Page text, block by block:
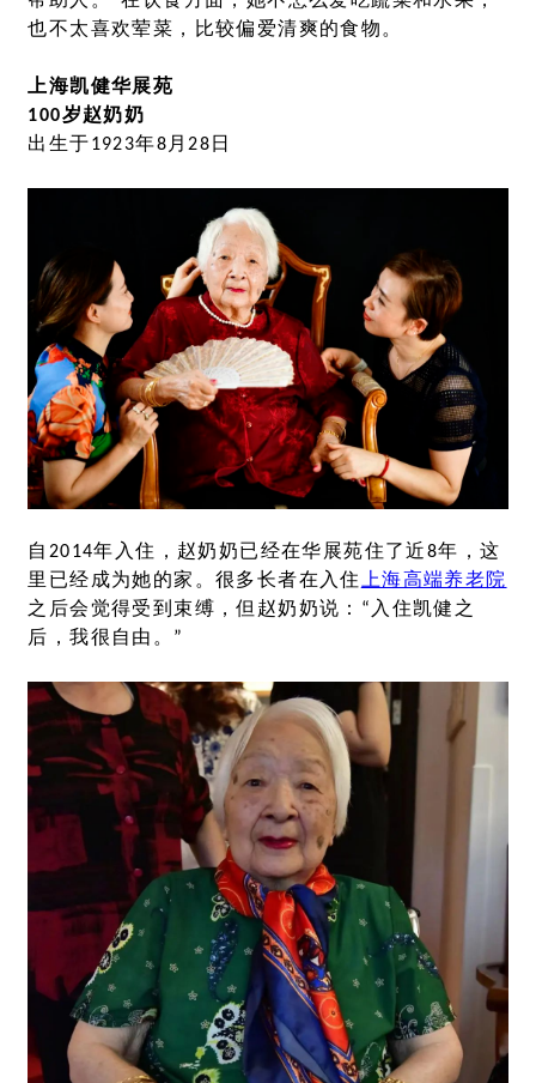
也不太喜欢荤菜，比较偏爱清爽的食物。
上海凯健华展苑
100岁赵奶奶
出生于1923年8月28日
自2014年入住，赵奶奶已经在华展苑住了近8年，这
里已经成为她的家。很多长者在入住上海高端养老院
之后会觉得受到束缚，但赵奶奶说：“入住凯健之
后，我很自由。”